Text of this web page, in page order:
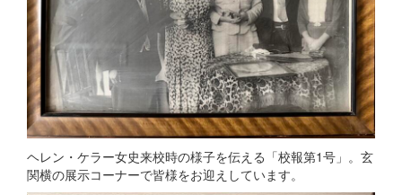
ヘレン・ケラー女史来校時の様子を伝える「校報第1号」。玄
関横の展示コーナーで皆様をお迎えしています。